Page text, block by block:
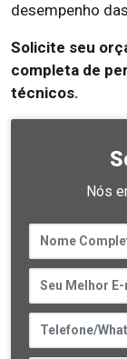
desempenho
Solicite seu
completa de
técnicos.
Nós